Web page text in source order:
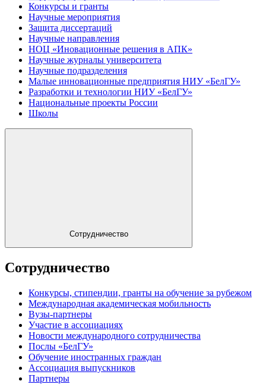
Конкурсы и гранты
Научные мероприятия
Защита диссертаций
Научные направления
НОЦ «Иновационные решения в АПК»
Научные журналы университета
Научные подразделения
Малые инновационные предприятия НИУ «БелГУ»
Разработки и технологии НИУ «БелГУ»
Национальные проекты России
Школы
Сотрудничество
Сотрудничество
Конкурсы, стипендии, гранты на обучение за рубежом
Международная академическая мобильность
Вузы-партнеры
Участие в ассоциациях
Новости международного сотрудничества
Послы «БелГУ»
Обучение иностранных граждан
Ассоциация выпускников
Партнеры